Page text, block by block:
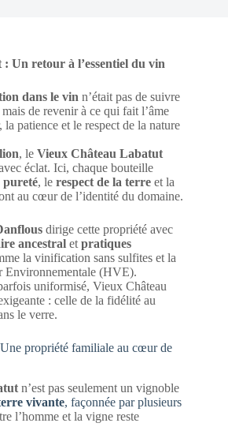
Un retour à l’essentiel du vin
dans le vin n’était pas de suivre
de revenir à ce qui fait l’âme
patience et le respect de la nature
, le Vieux Château Labatut
éclat. Ici, chaque bouteille
pureté, le respect de la terre et la
au cœur de l’identité du domaine.
dirige cette propriété avec
ancestral et pratiques
la vinification sans sulfites et la
Environnementale (HVE).
uniformisé, Vieux Château
: celle de la fidélité au
le verre.
propriété familiale au cœur de
n’est pas seulement un vignoble
vivante, façonnée par plusieurs
l’homme et la vigne reste